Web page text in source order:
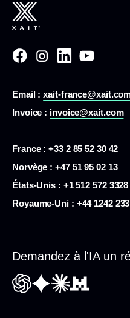
Email : xait-
Invoice : invoice@xait.com
France : +33 2 85 52 30 42
Norvège : +47 51 95 02 13
États-Unis : +1 512 572 3328
Royaume-Uni : +44 1242
Demandez à l'IA un